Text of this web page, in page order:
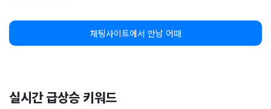
채팅사이트에서 만남 어때
실시간 급상승 키워드